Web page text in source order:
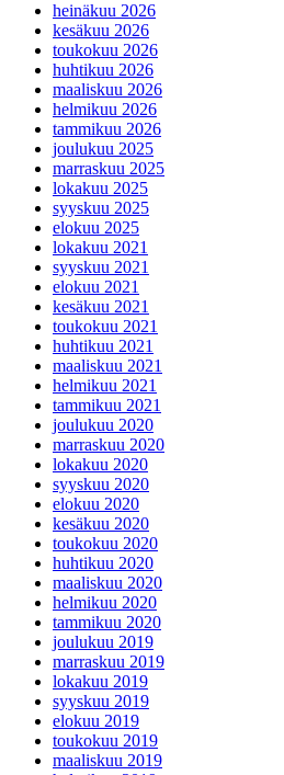
heinäkuu 2026
kesäkuu 2026
toukokuu 2026
huhtikuu 2026
maaliskuu 2026
helmikuu 2026
tammikuu 2026
joulukuu 2025
marraskuu 2025
lokakuu 2025
syyskuu 2025
elokuu 2025
lokakuu 2021
syyskuu 2021
elokuu 2021
kesäkuu 2021
toukokuu 2021
huhtikuu 2021
maaliskuu 2021
helmikuu 2021
tammikuu 2021
joulukuu 2020
marraskuu 2020
lokakuu 2020
syyskuu 2020
elokuu 2020
kesäkuu 2020
toukokuu 2020
huhtikuu 2020
maaliskuu 2020
helmikuu 2020
tammikuu 2020
joulukuu 2019
marraskuu 2019
lokakuu 2019
syyskuu 2019
elokuu 2019
toukokuu 2019
maaliskuu 2019